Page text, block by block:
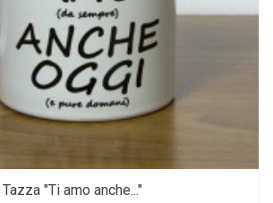
Tazza "Ti amo anche..."